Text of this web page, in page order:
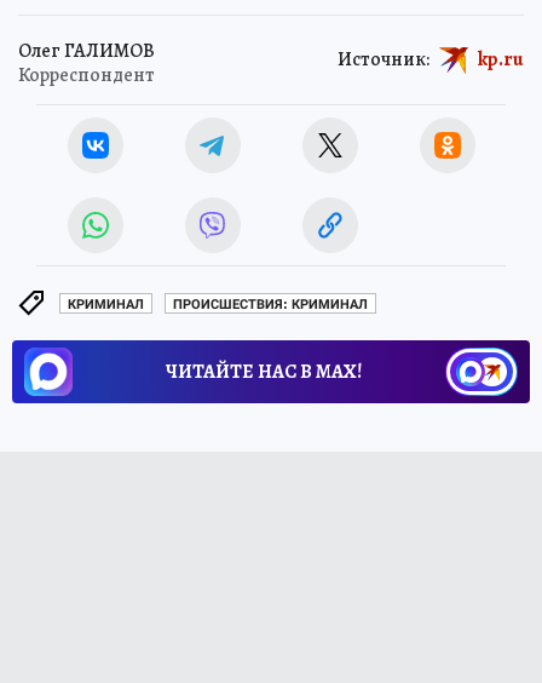
Олег ГАЛИМОВ
Корреспондент
Источник: kp.ru
КРИМИНАЛ ПРОИСШЕСТВИЯ: КРИМИНАЛ
ЧИТАЙТЕ НАС В МАХ!